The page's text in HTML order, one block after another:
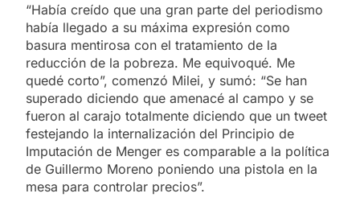
“Había creído que una gran parte del periodismo
había llegado a su máxima expresión como
basura mentirosa con el tratamiento de la
reducción de la pobreza. Me equivoqué. Me
quedé corto”, comenzó Milei, y sumó: “Se han
superado diciendo que amenacé al campo y se
fueron al carajo totalmente diciendo que un tweet
festejando la internalización del Principio de
Imputación de Menger es comparable a la política
de Guillermo Moreno poniendo una pistola en la
mesa para controlar precios”.